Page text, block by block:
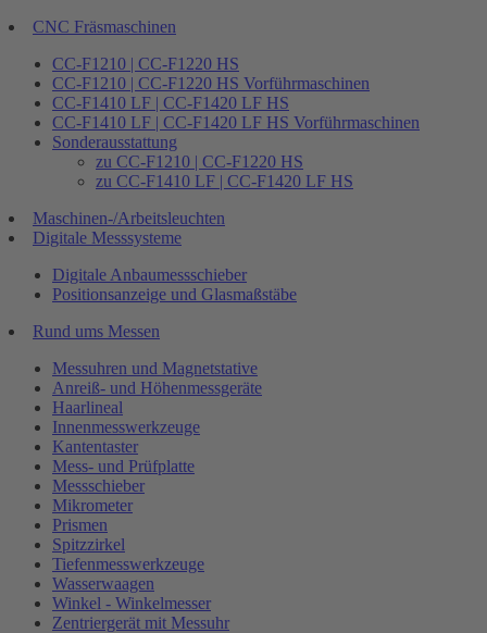
CNC Fräsmaschinen
CC-F1210 | CC-F1220 HS
CC-F1210 | CC-F1220 HS Vorführmaschinen
CC-F1410 LF | CC-F1420 LF HS
CC-F1410 LF | CC-F1420 LF HS Vorführmaschinen
Sonderausstattung
zu CC-F1210 | CC-F1220 HS
zu CC-F1410 LF | CC-F1420 LF HS
Maschinen-/Arbeitsleuchten
Digitale Messsysteme
Digitale Anbaumessschieber
Positionsanzeige und Glasmaßstäbe
Rund ums Messen
Messuhren und Magnetstative
Anreiß- und Höhenmessgeräte
Haarlineal
Innenmesswerkzeuge
Kantentaster
Mess- und Prüfplatte
Messschieber
Mikrometer
Prismen
Spitzzirkel
Tiefenmesswerkzeuge
Wasserwaagen
Winkel - Winkelmesser
Zentriergerät mit Messuhr